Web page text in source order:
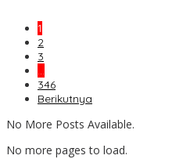
1
2
3
…
346
Berikutnya
No More Posts Available.
No more pages to load.